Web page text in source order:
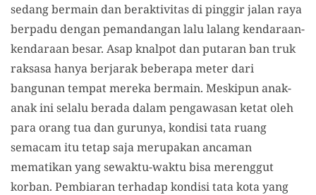
sedang bermain dan beraktivitas di pinggir jalan raya
berpadu dengan pemandangan lalu lalang kendaraan-
kendaraan besar. Asap knalpot dan putaran ban truk
raksasa hanya berjarak beberapa meter dari
bangunan tempat mereka bermain. Meskipun anak-
anak ini selalu berada dalam pengawasan ketat oleh
para orang tua dan gurunya, kondisi tata ruang
semacam itu tetap saja merupakan ancaman
mematikan yang sewaktu-waktu bisa merenggut
korban. Pembiaran terhadap kondisi tata kota yang